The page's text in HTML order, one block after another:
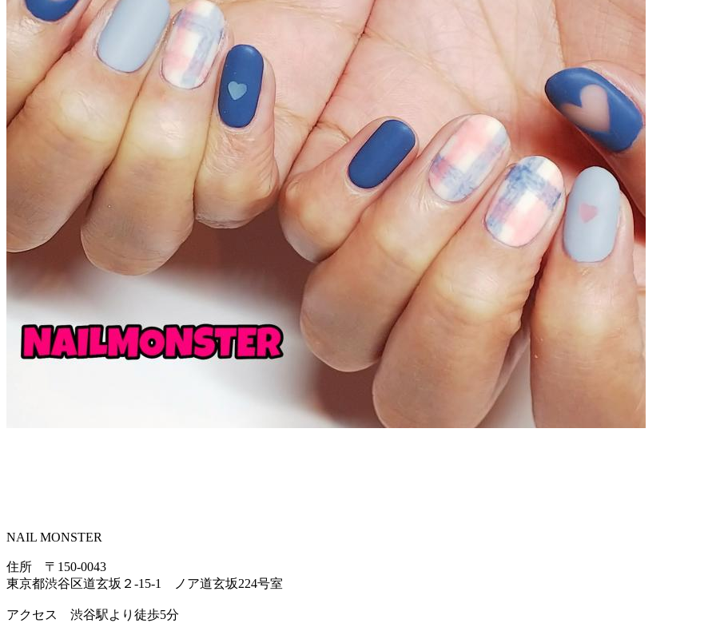
NAIL MONSTER
住所 〒150-0043
東京都渋谷区道玄坂２-15-1 ノア道玄坂224号室
アクセス 渋谷駅より徒歩5分